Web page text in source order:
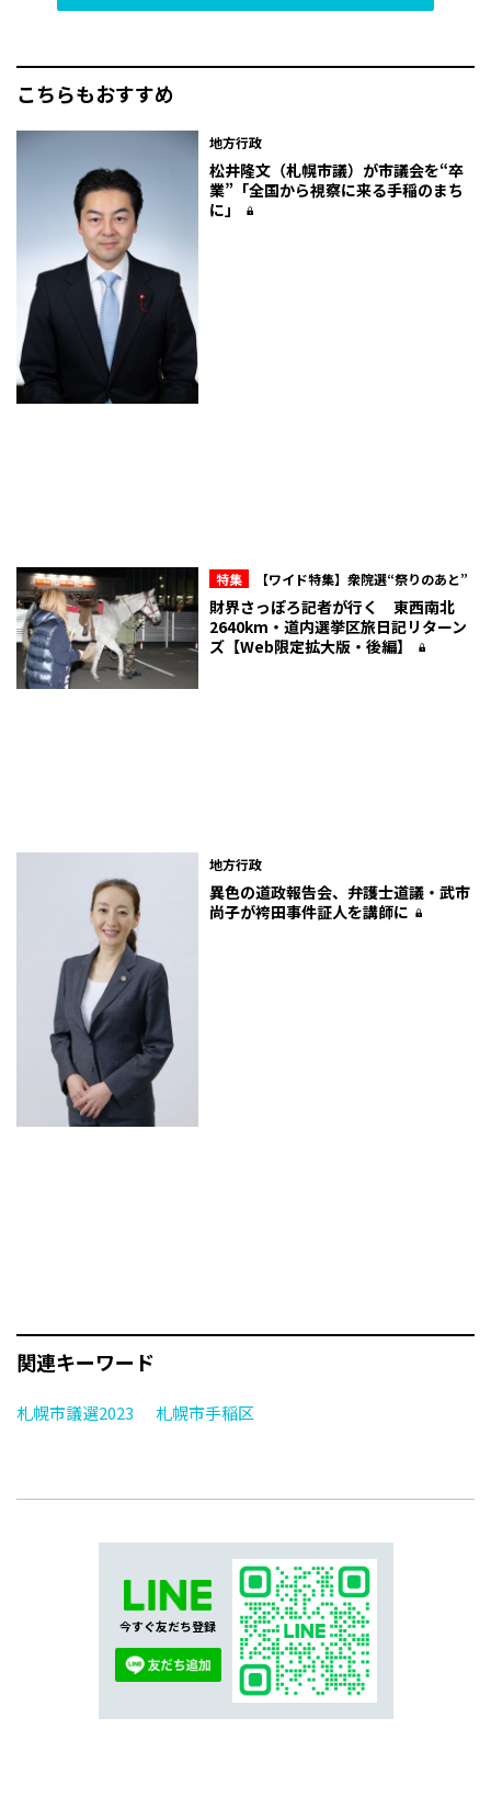
こちらもおすすめ
地方行政
松井隆文（札幌市議）が市議会を“卒
業”「全国から視察に来る手稲のまち
に」
特集 【ワイド特集】衆院選“祭りのあと”
財界さっぽろ記者が行く 東西南北
2640km・道内選挙区旅日記リターン
ズ【Web限定拡大版・後編】
地方行政
異色の道政報告会、弁護士道議・武市
尚子が袴田事件証人を講師に
関連キーワード
札幌市議選2023 札幌市手稲区
今すぐ友だち登録